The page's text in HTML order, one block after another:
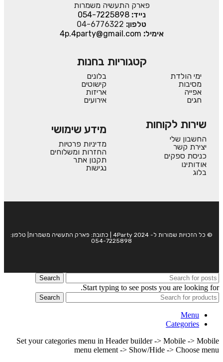
פארק התעשיה משמרות
נייד:054-7225898
טלפון: 04-6776322
אימיל: 4p.4party@gmail.com
קטגוריות בחנות
ימי הולדת
מסיבות
אפייה
חגים
בלונים
קישוטים
אריזות
אירועים
שירות לקוחות
החשבון שלי
יצירת קשר
כניסת ספקים
אודותינו
בלוג
מידע שימושי
מדיניות פרטיות
החזרות ומשלוחים
תקנון אתר
נגישות
© כל הזכויות שמורות ל- 4Party 2024 | כתובת: פארק התעשיה משמרות| טלפון:
054-7225898
Search
Start typing to see posts you are looking for.
Search
Menu
Categories
Set your categories menu in Header builder -> Mobile -> Mobile
menu element -> Show/Hide -> Choose menu